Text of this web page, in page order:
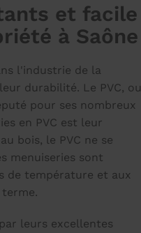
et facile
à Saône
l'industrie de la
durabilité. Le PVC, ou
pour ses nombreux
en PVC est leur
bois, le PVC ne se
menuiseries sont
de température et aux
leurs excellentes